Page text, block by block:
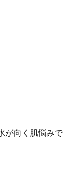
が向く肌悩みで